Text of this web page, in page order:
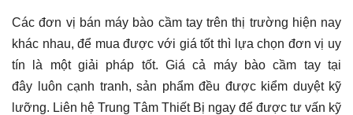
Các đơn vị bán máy bào cầm tay trên thị trường hiện nay
khác nhau, để mua được với giá tốt thì lựa chọn đơn vị uy
tín là một giải pháp tốt. Giá cả máy bào cầm tay tại
đây luôn cạnh tranh, sản phẩm đều được kiểm duyệt kỹ
lưỡng. Liên hệ Trung Tâm Thiết Bị ngay để được tư vấn kỹ